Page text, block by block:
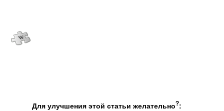
Для улучшения этой статьи желательно?: